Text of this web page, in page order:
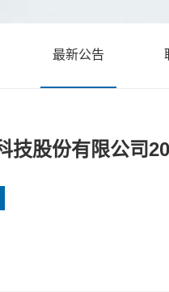
最新公告
技股份有限公司